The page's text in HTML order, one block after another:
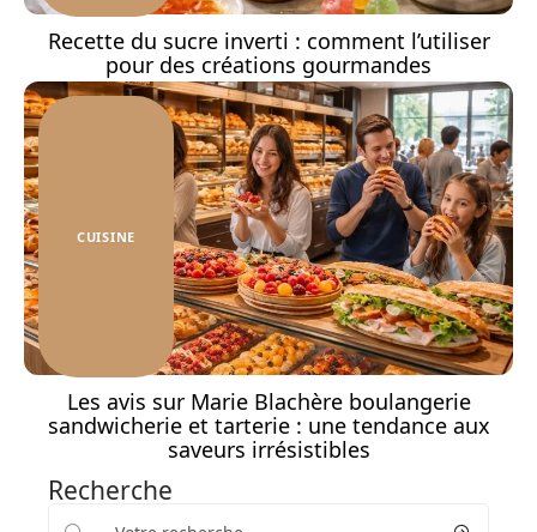
Recette du sucre inverti : comment l’utiliser
pour des créations gourmandes
CUISINE
Les avis sur Marie Blachère boulangerie
sandwicherie et tarterie : une tendance aux
saveurs irrésistibles
Recherche